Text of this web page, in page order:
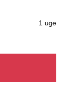
1 uge